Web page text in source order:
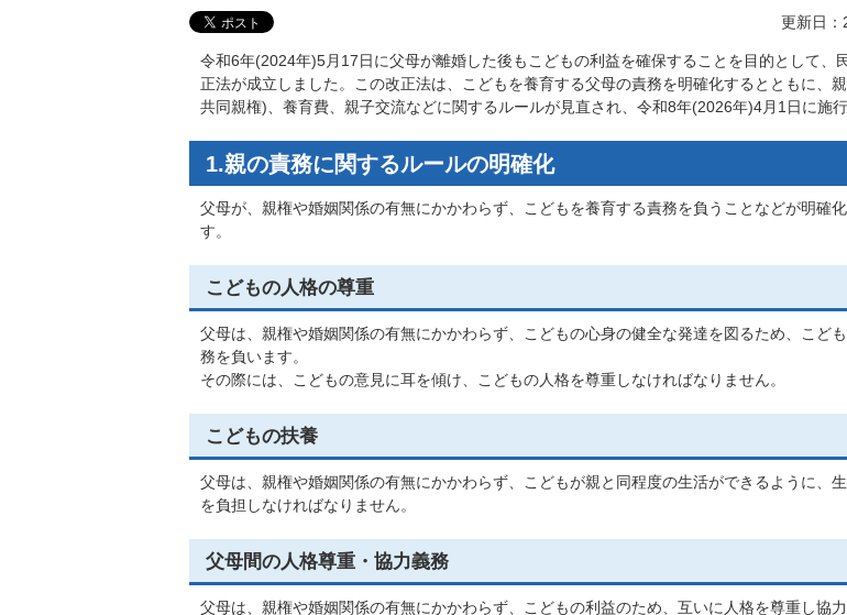
更新日：
令和6年(2024年)5月17日に父母が離婚した後もこどもの利益を確保することを目的として、
正法が成立しました。この改正法は、こどもを養育する父母の責務を明確化するとともに、
共同親権)、養育費、親子交流などに関するルールが見直され、令和8年(2026年)4月1日に施行
1.親の責務に関するルールの明確化
父母が、親権や婚姻関係の有無にかかわらず、こどもを養育する責務を負うことなどが明確
す。
こどもの人格の尊重
父母は、親権や婚姻関係の有無にかかわらず、こどもの心身の健全な発達を図るため、こど
務を負います。
その際には、こどもの意見に耳を傾け、こどもの人格を尊重しなければなりません。
こどもの扶養
父母は、親権や婚姻関係の有無にかかわらず、こどもが親と同程度の生活ができるように、生
を負担しなければなりません。
父母間の人格尊重・協力義務
父母は、親権や婚姻関係の有無にかかわらず、こどもの利益のため、互いに人格を尊重し協